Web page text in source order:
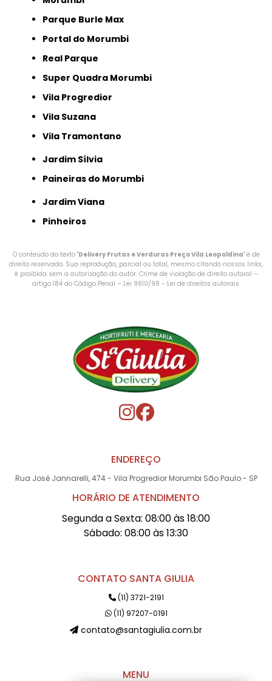
Parque Burle Max
Portal do Morumbi
Real Parque
Super Quadra Morumbi
Vila Progredior
Vila Suzana
Vila Tramontano
Jardim Sílvia
Paineiras do Morumbi
Jardim Viana
Pinheiros
O conteúdo do texto "Delivery Frutas e Verduras Preço Vila Leopoldina" é de
direito reservado. Sua reprodução, parcial ou total, mesmo citando nossos links,
é proibida sem a autorização do autor. Crime de violação de direito autoral –
artigo 184 do Código Penal – Lei 9610/98 - Lei de direitos autorais.
ENDEREÇO
Rua José Jannarelli, 474 - Vila Progredior Morumbi São Paulo - SP
HORÁRIO DE ATENDIMENTO
Segunda a Sexta: 08:00 às 18:00
Sábado: 08:00 às 13:30
CONTATO SANTA GIULIA
(11) 3721-2191
(11) 97207-0191
contato@santagiulia.com.br
MENU